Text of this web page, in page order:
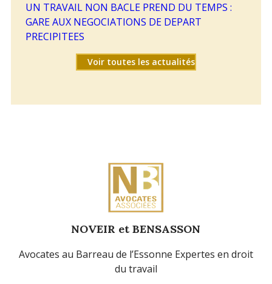
UN TRAVAIL NON BACLE PREND DU TEMPS :
GARE AUX NEGOCIATIONS DE DEPART
PRECIPITEES
Voir toutes les actualités
NOVEIR et BENSASSON
Avocates au Barreau de l’Essonne Expertes en droit
du travail